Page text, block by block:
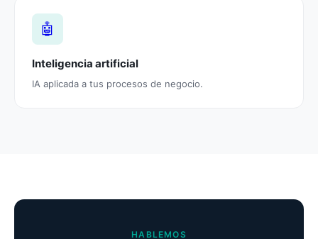
🤖
Inteligencia artificial
IA aplicada a tus procesos de negocio.
HABLEMOS